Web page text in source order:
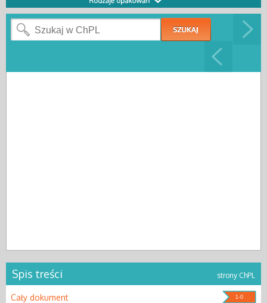
Spis treści strony ChPL
Cały dokument 1-0